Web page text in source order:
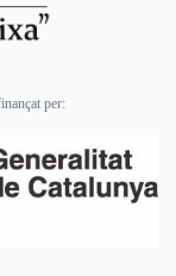
per: